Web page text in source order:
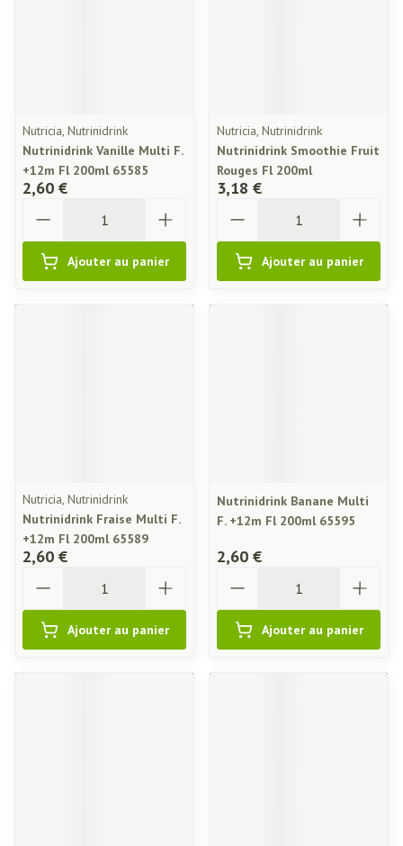
Nutricia, Nutrinidrink
Nutrinidrink Vanille Multi F.
+12m Fl 200ml 65585
2,60 €
Ajouter au panier
Nutricia, Nutrinidrink
Nutrinidrink Smoothie Fruit
Rouges Fl 200ml
3,18 €
Ajouter au panier
Nutricia, Nutrinidrink
Nutrinidrink Fraise Multi F.
+12m Fl 200ml 65589
2,60 €
Ajouter au panier
Nutrinidrink Banane Multi
F. +12m Fl 200ml 65595
2,60 €
Ajouter au panier